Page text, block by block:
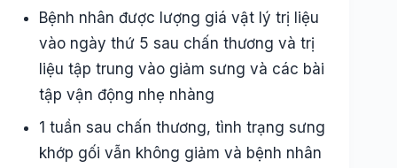
Bệnh nhân được lượng giá vật lý trị liệu
vào ngày thứ 5 sau chấn thương và trị
liệu tập trung vào giảm sưng và các bài
tập vận động nhẹ nhàng
1 tuần sau chấn thương, tình trạng sưng
khớp gối vẫn không giảm và bệnh nhân